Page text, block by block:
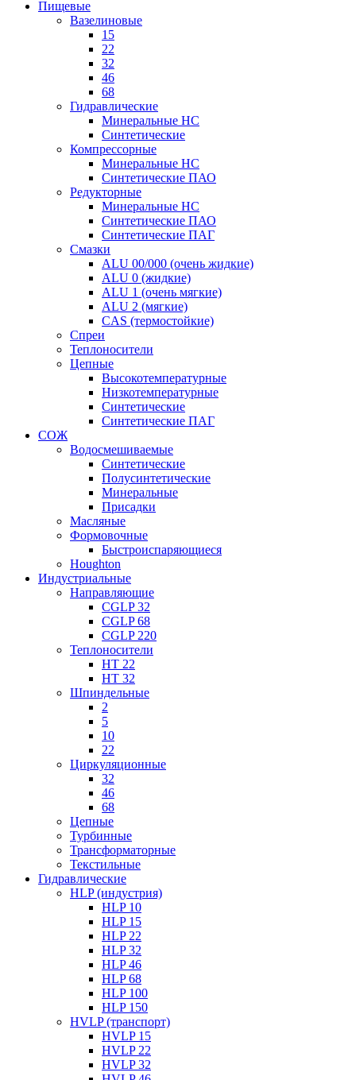
Пищевые
Вазелиновые
15
22
32
46
68
Гидравлические
Минеральные HC
Синтетические
Компрессорные
Минеральные HC
Синтетические ПАО
Редукторные
Минеральные HC
Синтетические ПАО
Синтетические ПАГ
Смазки
ALU 00/000 (очень жидкие)
ALU 0 (жидкие)
ALU 1 (очень мягкие)
ALU 2 (мягкие)
CAS (термостойкие)
Спреи
Теплоносители
Цепные
Высокотемпературные
Низкотемпературные
Синтетические
Синтетические ПАГ
СОЖ
Водосмешиваемые
Синтетические
Полусинтетические
Минеральные
Присадки
Масляные
Формовочные
Быстроиспаряющиеся
Houghton
Индустриальные
Направляющие
CGLP 32
CGLP 68
CGLP 220
Теплоносители
HT 22
HT 32
Шпиндельные
2
5
10
22
Циркуляционные
32
46
68
Цепные
Турбинные
Трансформаторные
Текстильные
Гидравлические
HLP (индустрия)
HLP 10
HLP 15
HLP 22
HLP 32
HLP 46
HLP 68
HLP 100
HLP 150
HVLP (транспорт)
HVLP 15
HVLP 22
HVLP 32